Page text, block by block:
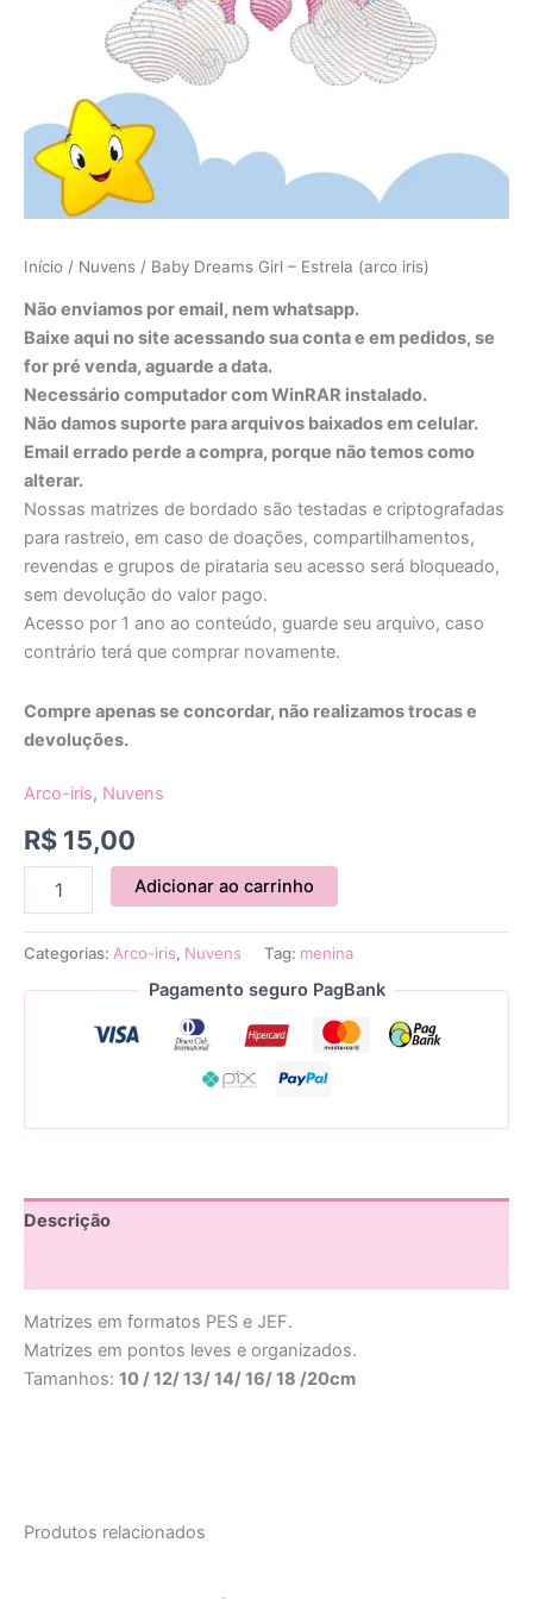
Início / Nuvens / Baby Dreams Girl – Estrela (arco iris)
Não enviamos por email, nem whatsapp.
Baixe aqui no site acessando sua conta e em pedidos, se
for pré venda, aguarde a data.
Necessário computador com WinRAR instalado.
Não damos suporte para arquivos baixados em celular.
Email errado perde a compra, porque não temos como
alterar.
Nossas matrizes de bordado são testadas e criptografadas
para rastreio, em caso de doações, compartilhamentos,
revendas e grupos de pirataria seu acesso será bloqueado,
sem devolução do valor pago.
Acesso por 1 ano ao conteúdo, guarde seu arquivo, caso
contrário terá que comprar novamente.
Compre apenas se concordar, não realizamos trocas e
devoluções.
Arco-iris, Nuvens
R$ 15,00
Adicionar ao carrinho
Categorias: Arco-iris, Nuvens Tag: menina
Pagamento seguro PagBank
Descrição
Matrizes em formatos PES e JEF.
Matrizes em pontos leves e organizados.
Tamanhos: 10 / 12/ 13/ 14/ 16/ 18 /20cm
Produtos relacionados